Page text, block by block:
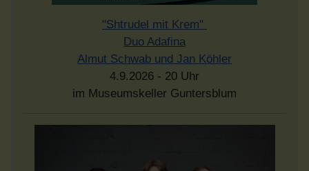
"Shtrudel mit Krem"
Duo Adafina
Almut Schwab und Jan Köhler
4.9.2026 - 20 Uhr
im Museumskeller Guntersblum